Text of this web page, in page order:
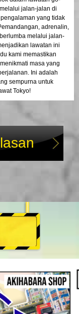
jalan-jalan di
yang tidak
adrenalin,
melalui jalan-
lawatan ini
kami memastikan
masa yang
Ini adalah
sempurna untuk
Tokyo!